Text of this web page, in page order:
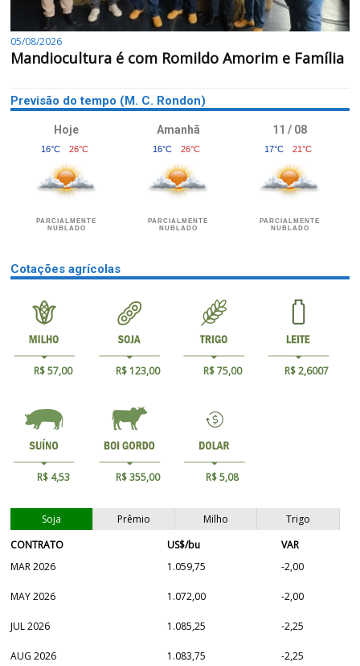
05/08/2026
Mandiocultura é com Romildo Amorim e Família
Previsão do tempo (M. C. Rondon)
Hoje
16°C 26°C
PARCIALMENTE
NUBLADO
Amanhã
16°C 26°C
PARCIALMENTE
NUBLADO
11 / 08
17°C 21°C
PARCIALMENTE
NUBLADO
Cotações agrícolas
R$ 57,00 R$ 123,00 R$ 75,00 R$ 2,6007
R$ 4,53 R$ 355,00 R$ 5,08
Soja Prêmio Milho
Trigo
CONTRATO
US$/bu
VAR
MAR 2026
1.059,75 -2,00
MAY 2026 1.072,00 -2,00
JUL 2026 1.085,25 -2,25
AUG 2026 1.083,75 -2,25